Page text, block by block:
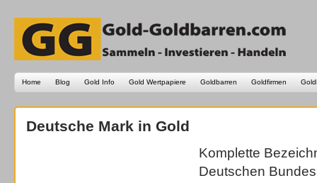
Home Blog Gold Info Gold Wertpapiere Goldbarren Goldfirmen
Deutsche Mark in Gold
Komplette
Deutschen